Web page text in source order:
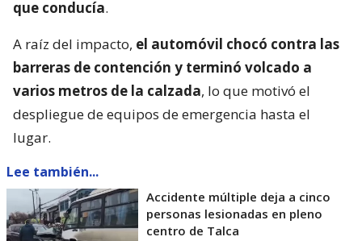
que conducía.
A raíz del impacto, el automóvil chocó contra las
barreras de contención y terminó volcado a
varios metros de la calzada, lo que motivó el
despliegue de equipos de emergencia hasta el
lugar.
Lee también...
Accidente múltiple deja a cinco
personas lesionadas en pleno
centro de Talca